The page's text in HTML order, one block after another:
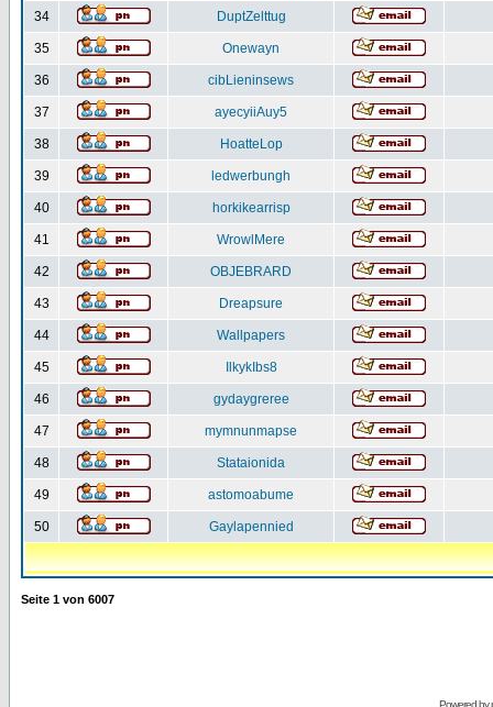
34 DuptZelttug
35 Onewayn
36 cibLieninsews
37 ayecyiiAuy5
38 HoatteLop
39 ledwerbungh
40 horkikearrisp
41 WrowlMere
42 OBJEBRARD
43 Dreapsure
44 Wallpapers
45 IlkykIbs8
46 gydaygreree
47 mymnunmapse
48 Stataionida
49 astomoabume
50 Gaylapennied
Seite 1 von 6007
Powered by